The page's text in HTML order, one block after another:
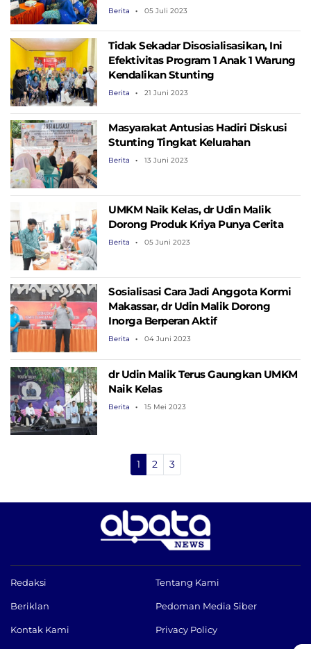
Berita 05 Juli 2023
Tidak Sekadar Disosialisasikan, Ini
Efektivitas Program 1 Anak 1 Warung
Kendalikan Stunting
Berita 21 Juni 2023
Masyarakat Antusias Hadiri Diskusi
Stunting Tingkat Kelurahan
Berita 13 Juni 2023
UMKM Naik Kelas, dr Udin Malik
Dorong Produk Kriya Punya Cerita
Berita 05 Juni 2023
Sosialisasi Cara Jadi Anggota Kormi
Makassar, dr Udin Malik Dorong
Inorga Berperan Aktif
Berita 04 Juni 2023
dr Udin Malik Terus Gaungkan UMKM
Naik Kelas
Berita 15 Mei 2023
1 2 3
Redaksi Tentang Kami
Beriklan Pedoman Media Siber
Kontak Kami Privacy Policy